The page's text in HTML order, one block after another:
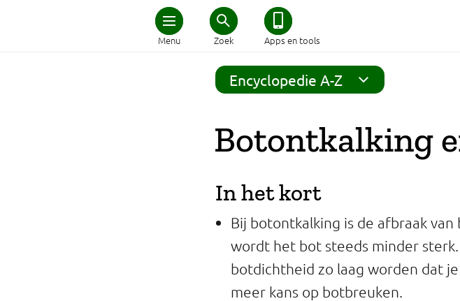
Menu Zoek Apps en tools
Home
Schijf van Vijf
Afvallen
Zwanger en kind
Duurzaam eten
Veilig eten
Encyclopedie A-Z
Botontkalking
In het kort
Bij botontkalking is de afbraak
wordt het bot steeds minder
botdichtheid zo laag worden dat
meer kans op botbreuken.